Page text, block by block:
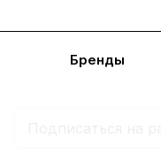
Бренды